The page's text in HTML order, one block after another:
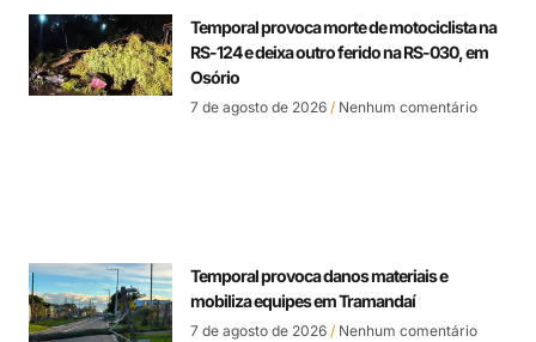
Temporal provoca morte de motociclista na
RS-124 e deixa outro ferido na RS-030, em
Osório
7 de agosto de 2026 Nenhum comentário
Temporal provoca danos materiais e
mobiliza equipes em Tramandaí
7 de agosto de 2026 Nenhum comentário